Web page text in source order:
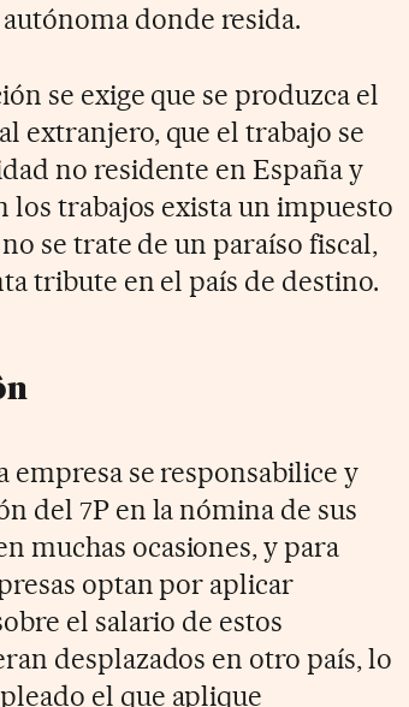
donde resida.
se exige que se produzca el
extranjero, que el trabajo se
no residente en España y
los trabajos exista un impuesto
se trate de un paraíso fiscal,
tribute en el país de destino.
empresa se responsabilice y
del 7P en la nómina de sus
muchas ocasiones, y para
optan por aplicar
el salario de estos
desplazados en otro país, lo
el que aplique